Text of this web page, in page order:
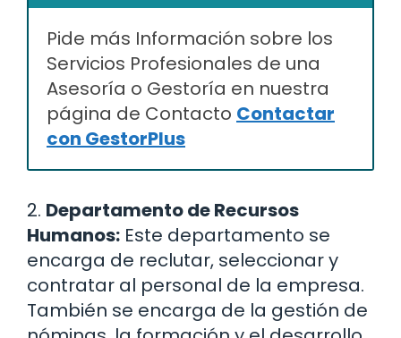
Pide más Información sobre los
Servicios Profesionales de una
Asesoría o Gestoría en nuestra
página de Contacto Contactar
con GestorPlus
2. Departamento de Recursos
Humanos: Este departamento se
encarga de reclutar, seleccionar y
contratar al personal de la empresa.
También se encarga de la gestión de